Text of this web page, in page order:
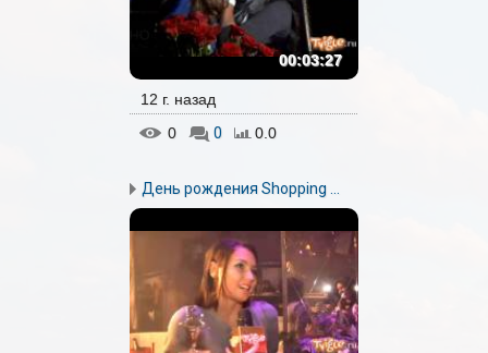
00:03:27
12 г. назад
0
0 0.0
День рождения Shopping ...